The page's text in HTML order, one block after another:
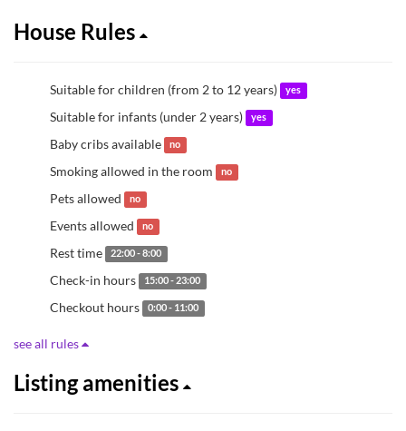
House Rules
Suitable for children (from 2 to 12 years) yes
Suitable for infants (under 2 years) yes
Baby cribs available no
Smoking allowed in the room no
Pets allowed no
Events allowed no
Rest time 22:00 - 8:00
Check-in hours 15:00 - 23:00
Checkout hours 0:00 - 11:00
see all rules
Listing amenities